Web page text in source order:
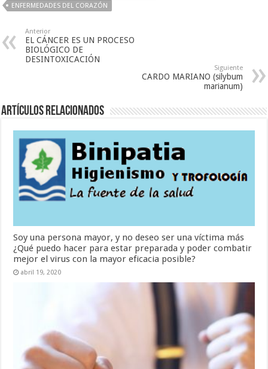
ENFERMEDADES DEL CORAZÓN
Anterior
EL CÁNCER ES UN PROCESO
BIOLÓGICO DE
DESINTOXICACIÓN
Siguiente
CARDO MARIANO (silybum
marianum)
Artículos Relacionados
Soy una persona mayor, y no deseo ser una víctima más
¿Qué puedo hacer para estar preparada y poder combatir
mejor el virus con la mayor eficacia posible?
abril 19, 2020